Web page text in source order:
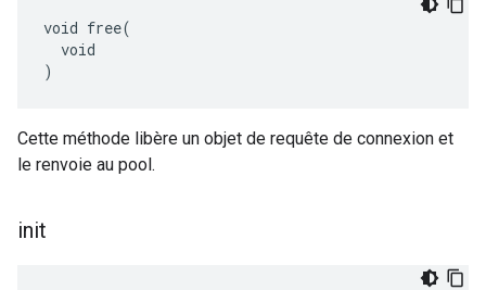
void free(
  void
)
Cette méthode libère un objet de requête de connexion et
le renvoie au pool.
init